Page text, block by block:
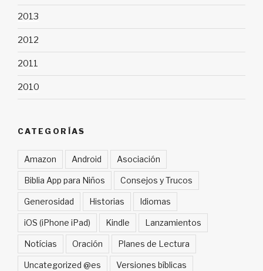
2013
2012
2011
2010
CATEGORÍAS
Amazon Android Asociación
Biblia App para Niños Consejos y Trucos
Generosidad Historias Idiomas
iOS (iPhone iPad) Kindle Lanzamientos
Notícias Oración Planes de Lectura
Uncategorized @es Versiones bíblicas